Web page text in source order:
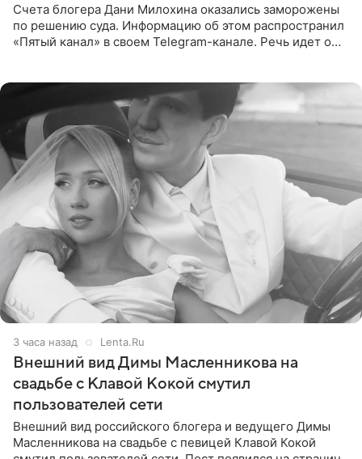
Счета блогера Дани Милохина оказались заморожены
по решению суда. Информацию об этом распространил
«Пятый канал» в своем Telegram-канале. Речь идет о
3 часа назад Lenta.Ru
Внешний вид Димы Масленникова на
свадьбе с Клавой Кокой смутил
пользователей сети
Внешний вид российского блогера и ведущего Димы
Масленникова на свадьбе с певицей Клавой Кокой